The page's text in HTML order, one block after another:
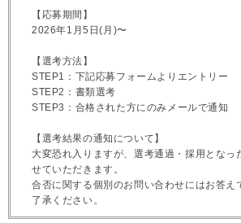
【応募期間】
2026年1月5日(月)〜
【選考方法】
STEP1：下記応募フォームよりエントリー
STEP2：書類選考
STEP3：合格された方にのみメールで通知
【選考結果の通知について】
大変恐れ入りますが、選考通過・採用となっ
せていただきます。
合否に関する個別のお問い合わせにはお答え
了承ください。